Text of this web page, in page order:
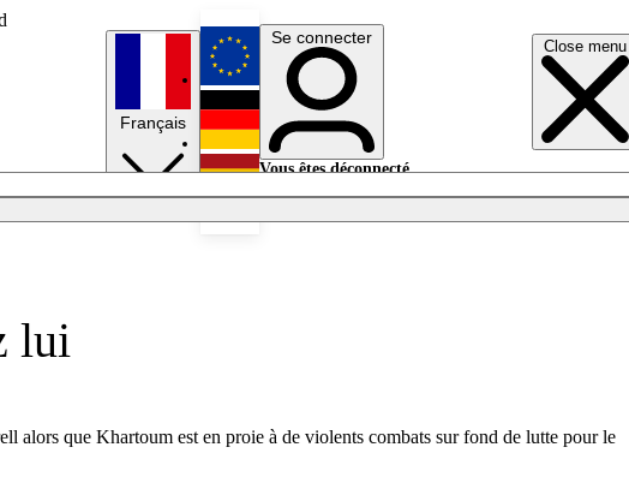
Close menu
Français
English
Deutsch
Se connecter
Vous êtes déconnecté.
lui
alors que Khartoum est en proie à de violents combats sur fond de lutte pour le